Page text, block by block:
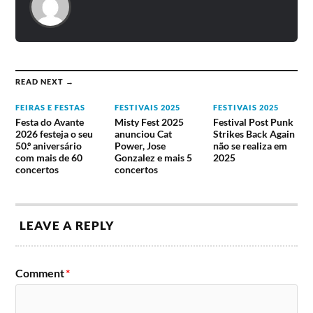
Rammstein)
Entre Aspas
Cuca Roseta
Expensive Soul
One Love Band
Hybrid Theory
Break Free
Lineup da Concentração do Moto
Xutos e Pontapés
Scream Inc (banda tributo
Ricardo Gordo
Obús
Inscrição de 30€ adquirida só no Sábado à tarde
(não deu direito às refeições nem à possibilidade
de se habilitar a ganhar uma moto e/ou uma
READ NEXT →
FEIRAS E FESTAS
Festa do Avante
2026 festeja o seu
50.º aniversário
com mais de 60
concertos
FESTIVAIS 2025
Misty Fest 2025
anunciou Cat
Power, Jose
Gonzalez e mais 5
concertos
FESTIVAIS 2025
Festival Post Punk
Strikes Back Again
não se realiza em
2025
LEAVE A REPLY
Comment*